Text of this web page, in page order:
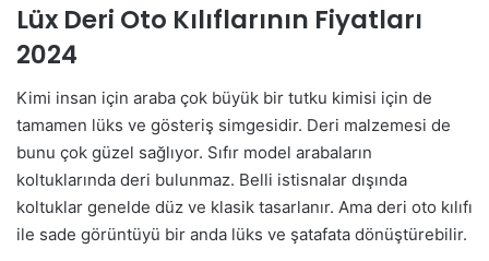
Lüx Deri Oto Kılıflarının Fiyatları
2024
Kimi insan için araba çok büyük bir tutku kimisi için de
tamamen lüks ve gösteriş simgesidir. Deri malzemesi de
bunu çok güzel sağlıyor. Sıfır model arabaların
koltuklarında deri bulunmaz. Belli istisnalar dışında
koltuklar genelde düz ve klasik tasarlanır. Ama deri oto kılıfı
ile sade görüntüyü bir anda lüks ve şatafata dönüştürebilir.